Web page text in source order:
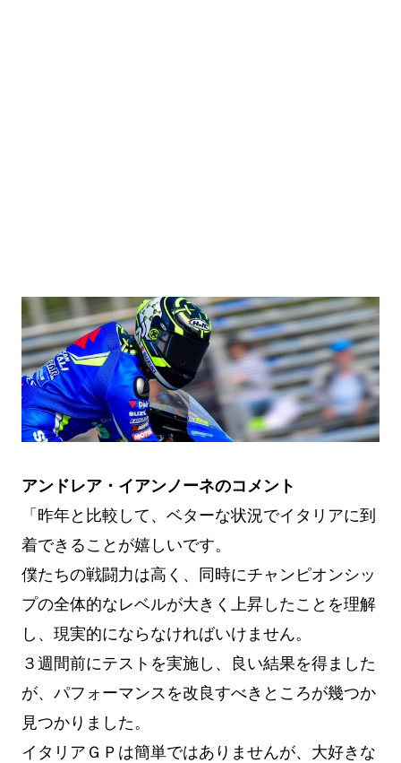
アンドレア・イアンノーネのコメント
「昨年と比較して、ベターな状況でイタリアに到
着できることが嬉しいです。
僕たちの戦闘力は高く、同時にチャンピオンシッ
プの全体的なレベルが大きく上昇したことを理解
し、現実的にならなければいけません。
３週間前にテストを実施し、良い結果を得ました
が、パフォーマンスを改良すべきところが幾つか
見つかりました。
イタリアＧＰは簡単ではありませんが、大好きな